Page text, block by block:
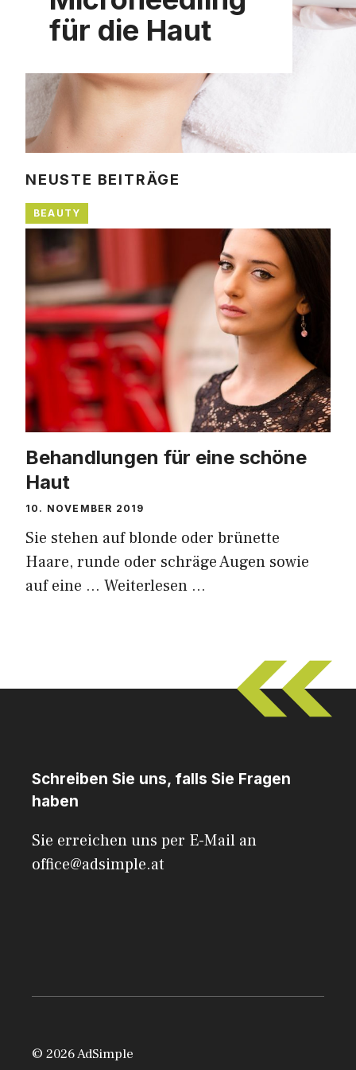
für die Haut
NEUSTE BEITRÄGE
BEAUTY
Behandlungen für eine schöne
Haut
10. NOVEMBER 2019
Sie stehen auf blonde oder brünette
Haare, runde oder schräge Augen sowie
auf eine … Weiterlesen …
Schreiben Sie uns, falls Sie Fragen
haben
Sie erreichen uns per E-Mail an
office@adsimple.at
© 2026 AdSimple